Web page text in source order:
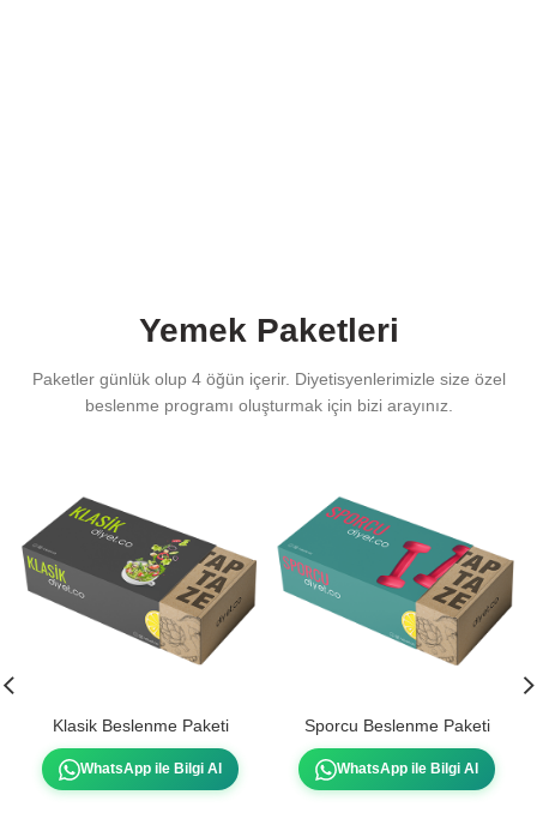
Yemek Paketleri
Paketler günlük olup 4 öğün içerir. Diyetisyenlerimizle size özel
beslenme programı oluşturmak için bizi arayınız.
Klasik Beslenme Paketi
WhatsApp ile Bilgi Al
Sporcu Beslenme Paketi
WhatsApp ile Bilgi Al